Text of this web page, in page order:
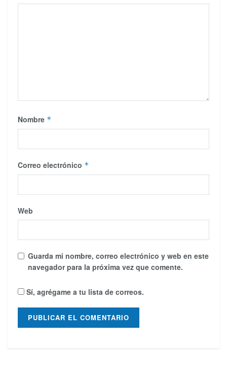
Nombre *
Correo electrónico *
Web
Guarda mi nombre, correo electrónico y web en este
navegador para la próxima vez que comente.
Sí, agrégame a tu lista de correos.